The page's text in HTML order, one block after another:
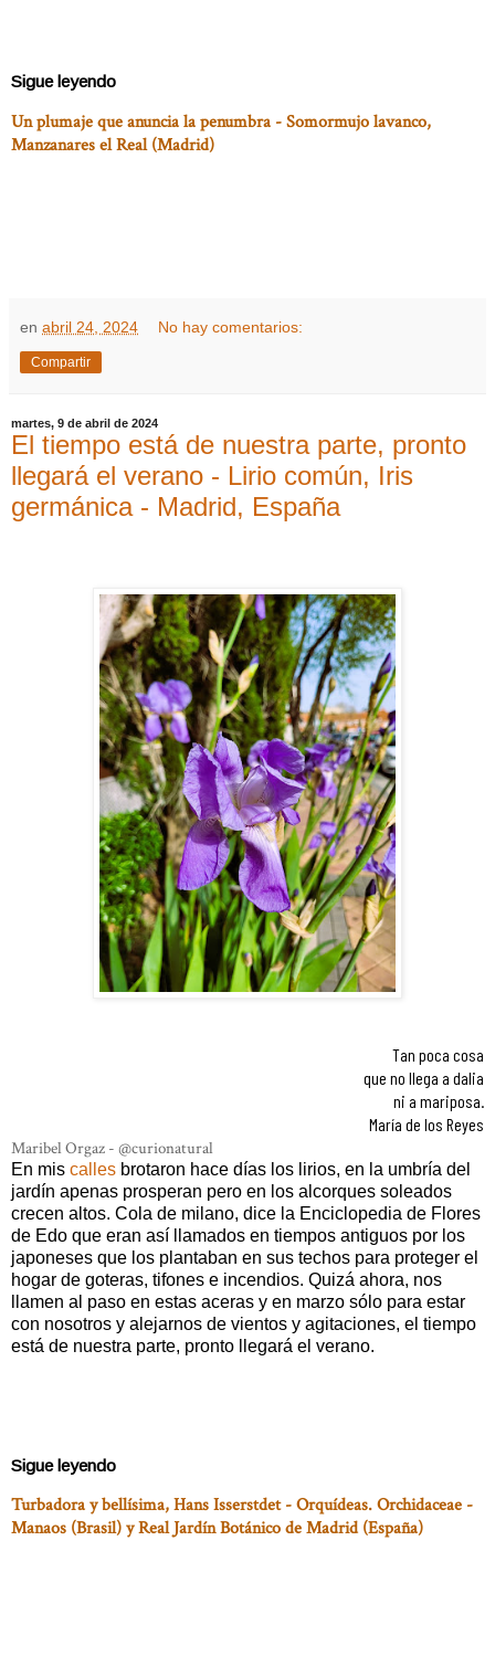
Sigue leyendo
Un plumaje que anuncia la penumbra - Somormujo lavanco,
Manzanares el Real (Madrid)
en abril 24, 2024 No hay comentarios:
Compartir
martes, 9 de abril de 2024
El tiempo está de nuestra parte, pronto
llegará el verano - Lirio común, Iris
germánica - Madrid, España
Tan poca cosa
que no llega a dalia
ni a mariposa.
María de los Reyes
Maribel Orgaz - @curionatural
En mis calles brotaron hace días los lirios, en la umbría del
jardín apenas prosperan pero en los alcorques soleados
crecen altos. Cola de milano, dice la Enciclopedia de Flores
de Edo que eran así llamados en tiempos antiguos por los
japoneses que los plantaban en sus techos para proteger el
hogar de goteras, tifones e incendios. Quizá ahora, nos
llamen al paso en estas aceras y en marzo sólo para estar
con nosotros y alejarnos de vientos y agitaciones, el tiempo
está de nuestra parte, pronto llegará el verano.
Sigue leyendo
Turbadora y bellísima, Hans Isserstdet - Orquídeas. Orchidaceae -
Manaos (Brasil) y Real Jardín Botánico de Madrid (España)